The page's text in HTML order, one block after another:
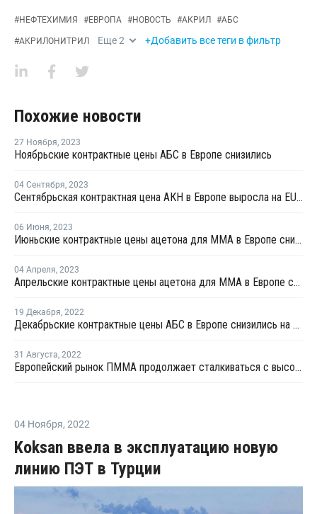
#НЕФТЕХИМИЯ #ЕВРОПА #НОВОСТЬ #АКРИЛ #АБС
#АКРИЛОНИТРИЛ Еще2 +Добавить все теги в фильтр
Похожие новости
27 Ноября, 2023
Ноябрьские контрактные цены АБС в Европе снизились
04 Сентября, 2023
Сентябрьская контрактная цена АКН в Европе выросла на EUR86 за тонну
06 Июня, 2023
Июньские контрактные цены ацетона для ММА в Европе снизились
04 Апреля, 2023
Апрельские контрактные цены ацетона для ММА в Европе снизились
19 Декабря, 2022
Декабрьские контрактные цены АБС в Европе снизились на EUR105 за тонну
31 Августа, 2022
Европейский рынок ПММА продолжает сталкиваться с высокими затратами и слабым спросом
04 Ноября, 2022
Koksan ввела в эксплуатацию новую
линию ПЭТ в Турции